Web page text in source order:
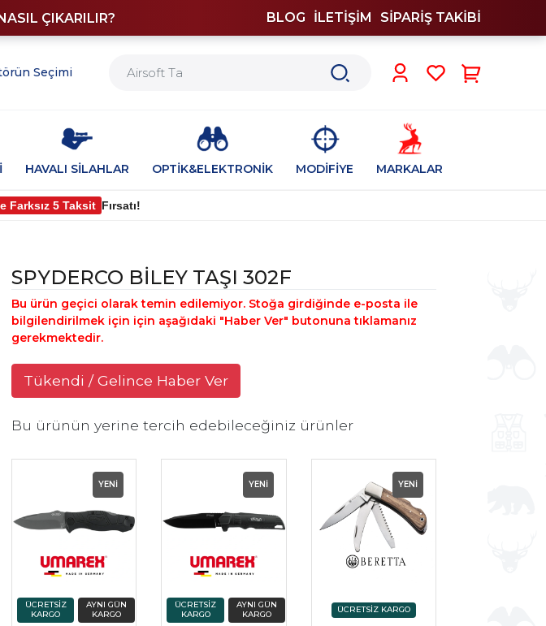
ÇIKARILIR? BLOG İLETİŞİM SİPARİŞ TAKİBİ
Seçimi
HAVALI SİLAHLAR OPTİK&ELEKTRONİK MODİFİYE MARKALAR
Farksız 5 Taksit Fırsatı!
SPYDERCO BİLEY TAŞI 302F
Bu ürün geçici olarak temin edilemiyor. Stoğa girdiğinde e-posta ile
bilgilendirilmek için için aşağıdaki "Haber Ver" butonuna tıklamanız
gerekmektedir.
Tükendi / Gelince Haber Ver
Bu ürünün yerine tercih edebileceğiniz ürünler
YENİ YENİ YENİ